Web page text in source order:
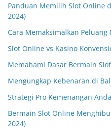
Panduan Memilih Slot Online
2024)
Cara Memaksimalkan
Slot Online vs Kasino
Memahami Dasar Bermain
Mengungkap Kebenaran di
Strategi Pro Kemenangan
Bermain Slot Online
2024)